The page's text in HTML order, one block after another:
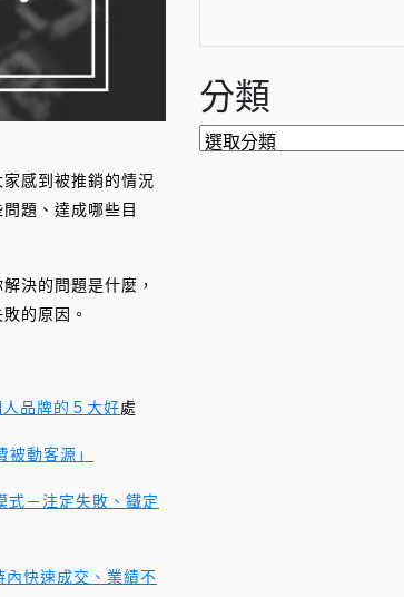
感到被推銷的情況
題、達成哪些目
決的問題是什麼，
的原因。
品牌的５大好處
動客源」
式－注定失敗、鐵定
內快速成交、業績不
分類
分